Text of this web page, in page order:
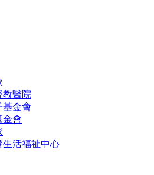
教醫院
基金會
金會
生活福祉中心